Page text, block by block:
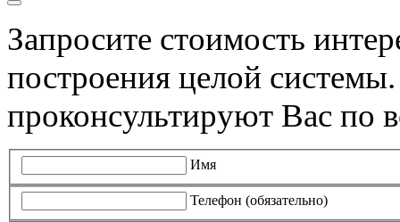
Запросите стоимость
построения целой
проконсультируют Вас по
Имя
Телефон (обязательно)